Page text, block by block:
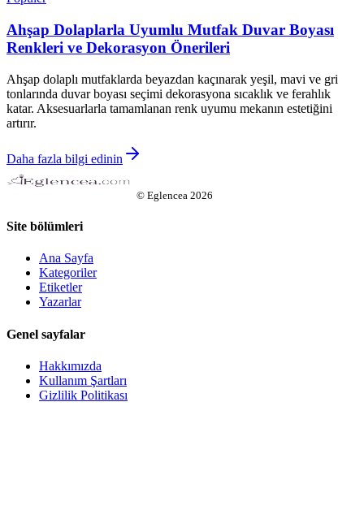
Ahşap Dolaplarla Uyumlu Mutfak Duvar Boyası
Renkleri ve Dekorasyon Önerileri
Ahşap dolaplı mutfaklarda beyazdan kaçınarak yeşil, mavi ve gri
tonlarında duvar boyası seçimi dekorasyona sıcaklık ve ferahlık
katar. Aksesuarlarla tamamlanan renk uyumu mekanın estetiğini
artırır.
Daha fazla bilgi edinin
© Eglencea 2026
Site bölümleri
Ana Sayfa
Kategoriler
Etiketler
Yazarlar
Genel sayfalar
Hakkımızda
Kullanım Şartları
Gizlilik Politikası